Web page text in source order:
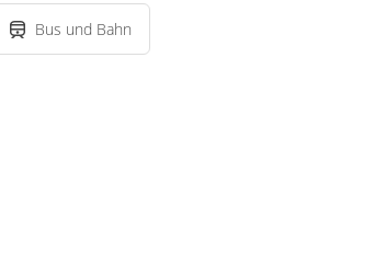
Bus und Bahn